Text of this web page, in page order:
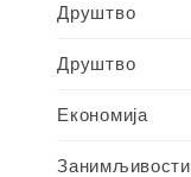
Друштво
Друштво
Економија
Занимљивости